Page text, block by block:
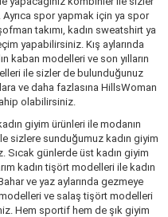
spor yapmak için ya spor
takımı, kadın sweatshirt ya
yapabilirsiniz. Kış aylarında
kaban modelleri ve son yılların
ile sizler de bulunduğunuz
ve daha fazlasına HillsWoman
olabilirsiniz.
giyim ürünleri ile modanın
sizlere sunduğumuz kadın giyim
Sıcak günlerde üst kadın giyim
kadın tişört modelleri ile kadın
ve yaz aylarında gezmeye
ve salaş tişört modelleri
Hem sportif hem de şık giyim